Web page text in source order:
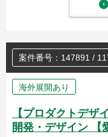
案件番号：147891 /
海外展開あり
【プロダクトデザ
開発・デザイン 【